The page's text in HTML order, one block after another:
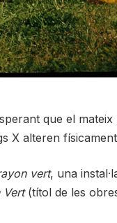
que el
X alteren
vert, una
Vert(títol de les